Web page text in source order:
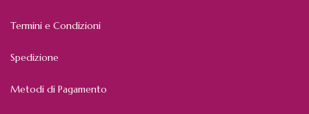
Termini e Condizioni
Spedizione
Metodi di Pagamento